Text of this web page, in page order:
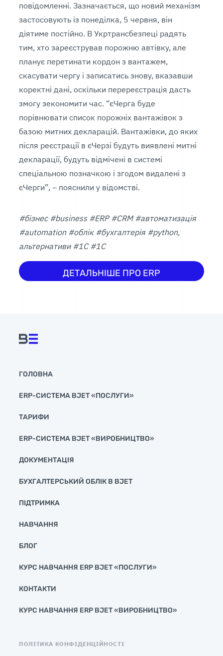
повідомленні. Зазначається, що новий механізм
застосовують із понеділка, 5 червня, він
діятиме постійно. В Укртрансбезпеці радять
тим, хто зареєстрував порожню автівку, але
планує перетинати кордон з вантажем,
скасувати чергу і записатись знову, вказавши
коректні дані, оскільки перереєстрація дасть
змогу зекономити час. “єЧерга буде
порівнювати список порожніх вантажівок з
базою митних декларацій. Вантажівки, до яких
після реєстрації в єЧерзі будуть виявлені митні
декларації, будуть відмічені в системі
спеціальною позначкою і згодом видалені з
єЧерги”, – пояснили у відомстві.
#бізнес #business #ERP #CRM #автоматизація
#automation #облік #бухгалтерія #python,
альтернативи #1С #1C
ДЕТАЛЬНІШЕ ПРО ERP
ГОЛОВНА
ERP-СИСТЕМА BJET «ПОСЛУГИ»
ТАРИФИ
ERP-СИСТЕМА BJET «ВИРОБНИЦТВО»
ДОКУМЕНТАЦІЯ
БУХГАЛТЕРСЬКИЙ ОБЛІК В BJET
ПІДТРИМКА
НАВЧАННЯ
БЛОГ
КУРС НАВЧАННЯ ERP BJET «ПОСЛУГИ»
КОНТАКТИ
КУРС НАВЧАННЯ ERP BJET «ВИРОБНИЦТВО»
ПОЛІТИКА КОНФІДЕНЦІЙНОСТІ